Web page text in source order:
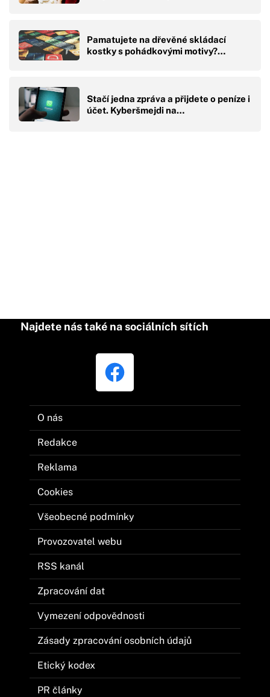
Pamatujete na dřevěné skládací
kostky s pohádkovými motivy?…
Stačí jedna zpráva a přijdete o peníze i
účet. Kyberšmejdi na…
Najdete nás také na sociálních sítích
O nás
Redakce
Reklama
Cookies
Všeobecné podmínky
Provozovatel webu
RSS kanál
Zpracování dat
Vymezení odpovědnosti
Zásady zpracování osobních údajů
Etický kodex
PR články